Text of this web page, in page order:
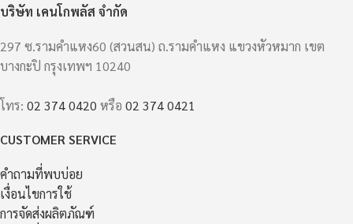
บริษัท เคนโกพลัส จำกัด
297 ซ.รามคำแหง60 (สวนสน) ถ.รามคำแหง แขวงหัวหมาก เขต
บางกะปิ กรุงเทพฯ 10240
โทร: 02 374 0420 หรือ 02 374 0421
CUSTOMER SERVICE
คำถามที่พบบ่อย
เงื่อนไขการใช้
การจัดส่งผลิตภัณฑ์